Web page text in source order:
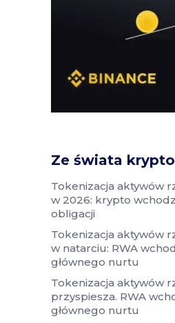
Ze świata
Tokenizacja aktywów
w 2026: krypto
obligacji
Tokenizacja aktywów
w natarciu: RWA
głównego nurtu
Tokenizacja aktywów
przyspiesza. RWA
głównego nurtu